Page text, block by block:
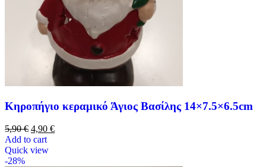
Κηροπήγιο κεραμικό Άγιος Βασίλης 14×7.5×6.5cm
5,90€ 4,90 €
Add to cart
Quick view
-28%